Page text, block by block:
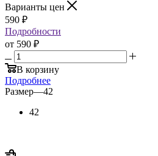
Варианты цен
590 ₽
Подробности
от 590 ₽
В корзину
Подробнее
Размер—42
42